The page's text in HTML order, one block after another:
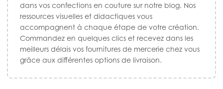
dans vos confections en couture sur notre blog. Nos
ressources visuelles et didactiques vous
accompagnent à chaque étape de votre création.
Commandez en quelques clics et recevez dans les
meilleurs délais vos fournitures de mercerie chez vous
grâce aux différentes options de livraison.